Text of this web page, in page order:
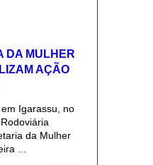
DA MULHER
AÇÃO
Igarassu, no
da Mulher
...